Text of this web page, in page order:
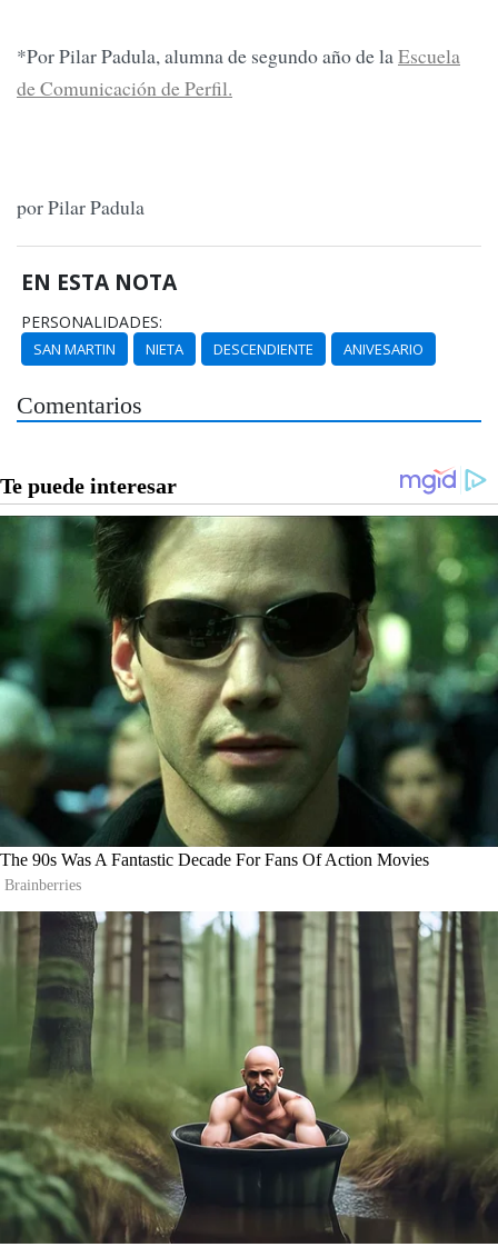
*Por Pilar Padula, alumna de segundo año de laEscuela
de Comunicación de Perfil.
por Pilar Padula
EN ESTA NOTA
PERSONALIDADES:
SAN MARTIN NIETA DESCENDIENTE ANIVESARIO
Comentarios